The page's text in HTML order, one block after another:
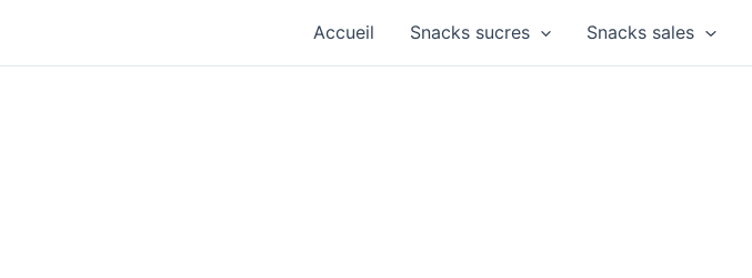
contenu
Accueil Snacks sucres Snacks sales